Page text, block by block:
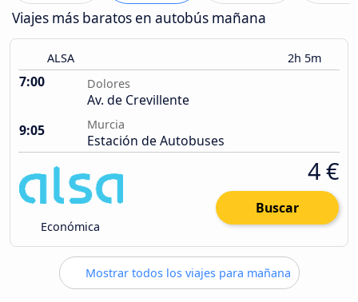
Viajes más baratos en autobús mañana
ALSA 2h 5m
7:00 Dolores
Av. de Crevillente
9:05
Murcia
Estación de Autobuses
Económica
4 €
Buscar
Mostrar todos los viajes para mañana